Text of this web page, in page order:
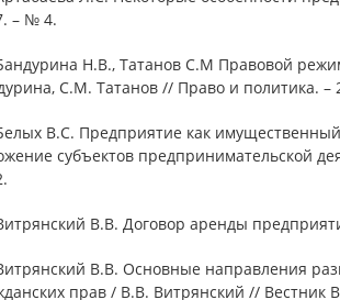
– № 4.
Н.В., Татанов С.М Правовой
С.М. Татанов // Право и политика. –
В.С. Предприятие как
субъектов предпринимательской
В.В. Договор аренды
В.В. Основные направления
прав / В.В. Витрянский // Вестник